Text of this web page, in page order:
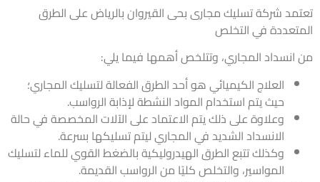
شركة تسليك مجارى بحى القيروان بالرياض على الطرق
في التخلص
المجاري، وتتلخص أهمها فيما يلي:
العلاج الكيميائي هو أحد الطرق الفعالة لتسليك المجاري؛
حيث يتم استخدام المواد النشطة لإذابة الرواسب.
وعلاوة على ذلك يتم الاعتماد على الآلات المخصصة في حالة
الانسداد الشديد في المجاري ليتم تسليكها بسرعة.
وكذلك تتبع الطرق الهيدروليكية بالضغط القوي للماء لتسليك
المواسير، والتخلص كليًا من الرواسب القديمة.